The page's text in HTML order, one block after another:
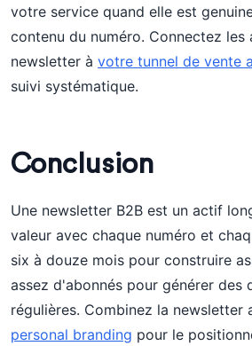
votre service quand elle est
contenu du numéro. Connectez les
newsletter à votre tunnel de vente
suivi systématique.
Conclusion
Une newsletter B2B est un actif
valeur avec chaque numéro et
six à douze mois pour construire
assez d'abonnés pour générer des
régulières. Combinez la newsletter
personal branding pour le